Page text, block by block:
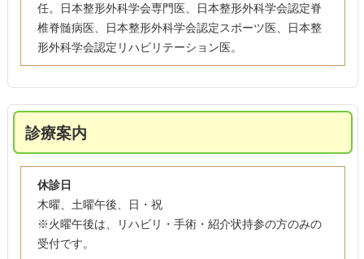
任。日本整形外科学会専門医、日本整形外科学会認定脊
椎脊髄病医、日本整形外科学会認定スポーツ医、日本整
形外科学会認定リハビリテーション医。
診療案内
休診日
木曜、土曜午後、日・祝
※火曜午後は、リハビリ・手術・紹介状持参の方のみの
受付です。